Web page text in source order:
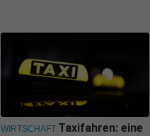
WIRTSCHAFT Taxifahren: eine